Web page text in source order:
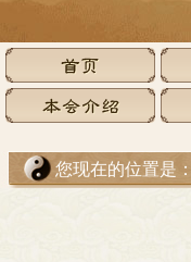
您现在的位置是：